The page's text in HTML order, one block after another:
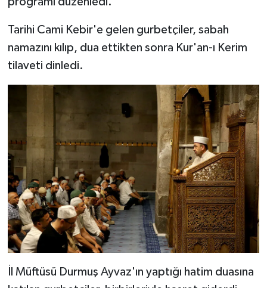
Tarihi Cami Kebir'e gelen gurbetçiler, sabah
namazını kılıp, dua ettikten sonra Kur'an-ı Kerim
tilaveti dinledi.
İl Müftüsü Durmuş Ayvaz'ın yaptığı hatim duasına
Bilecik Müftülüğü
Bingöl Müftülüğü
Bitlis Müftülüğü
Bolu Müftülüğü
Burdur Müftülüğü
Bursa Müftülüğü
Çanakkale Müftülüğü
Çankırı Müftülüğü
Çorum Müftülüğü
Kültür-Sanat
Aile
Sağlık
Makaleler
Ekonomi
Duyurular
Podcast
Bilim, Teknoloji
Biyografiler